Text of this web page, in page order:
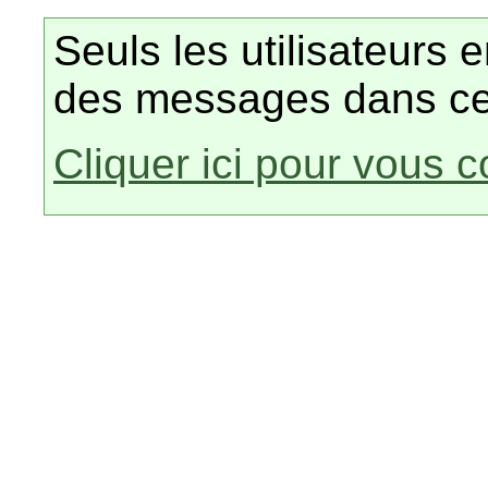
Seuls les utilisateurs
des messages dans
Cliquer ici pour vous